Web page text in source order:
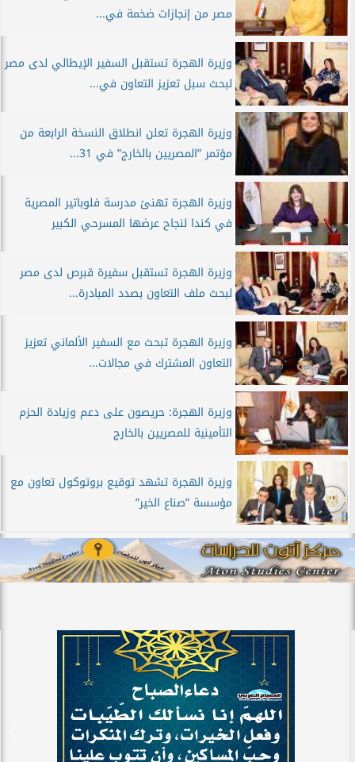
مصر من إنجازات ضخمة في...
وزيرة الهجرة تستقبل السفير الإيطالي لدى مصر
لبحث سبل تعزيز التعاون في...
وزيرة الهجرة تعلن انطلاق النسخة الرابعة من
مؤتمر ”المصريين بالخارج” في 31...
وزيرة الهجرة تهنئ مدرسة فلوباتير المصرية
في كندا لنجاح عرضها المسرحي الكبير
وزيرة الهجرة تستقبل سفيرة قبرص لدى مصر
لبحث ملف التعاون بصدد المبادرة...
وزيرة الهجرة تبحث مع السفير الألماني تعزيز
التعاون المشترك في مجالات...
وزيرة الهجرة: حريصون على دعم وزيادة الحزم
التأمينية للمصريين بالخارج
وزيرة الهجرة تشهد توقيع بروتوكول تعاون مع
مؤسسة ”صناع الخير”